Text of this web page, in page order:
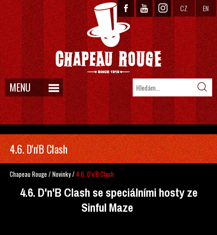
CZ EN
MENU
4.6. D'n'B Clash
Chapeau Rouge /Novinky/4.6. D'n'B Clash
4.6. D'n'B Clash se speciálními hosty ze
Sinful Maze